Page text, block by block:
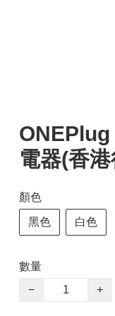
電器(香港
顏色
黑色 白色
數量
−
+